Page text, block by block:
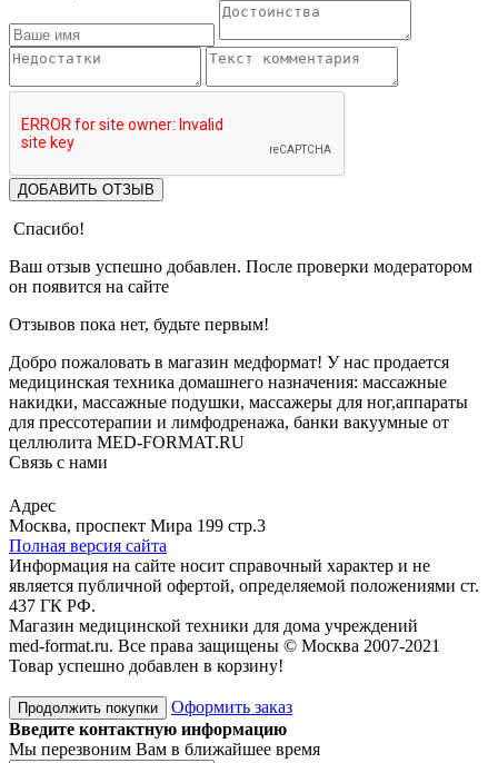
ДОБАВИТЬ ОТЗЫВ
Спасибо!
Ваш отзыв успешно добавлен. После проверки модератором
он появится на сайте
Отзывов пока нет, будьте первым!
Добро пожаловать в магазин медформат! У нас продается
медицинская техника домашнего назначения: массажные
накидки, массажные подушки, массажеры для ног,аппараты
для прессотерапии и лимфодренажа, банки вакуумные от
целлюлита MED-FORMAT.RU
Связь с нами
Адрес
Москва, проспект Мира 199 стр.3
Полная версия сайта
Информация на сайте носит справочный характер и не
является публичной офертой, определяемой положениями ст.
437 ГК РФ.
Магазин медицинской техники для дома учреждений
med-format.ru. Все права защищены © Москва 2007-2021
Товар успешно добавлен в корзину!
Продолжить покупки
Оформить заказ
Введите контактную информацию
Мы перезвоним Вам в ближайшее время